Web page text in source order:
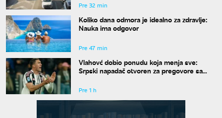
Pre 32 min
Koliko dana odmora je idealno za zdravlje:
Nauka ima odgovor
Pre 47 min
Vlahovć dobio ponudu koja menja sve:
Srpski napadač otvoren za pregovore sa
Pre 1 h